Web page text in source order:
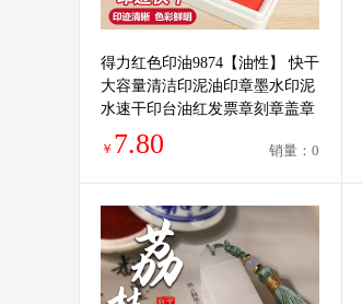
得力红色印油9874【油性】 快干
大容量清洁印泥油印章墨水印泥
水速干印台油红发票章刻章盖章
油补充液大瓶
￥ 7.80 销量：0